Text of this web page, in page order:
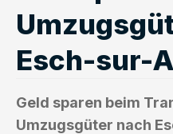
Esch-sur-
Geld sparen beim
Umzugsgüter nach